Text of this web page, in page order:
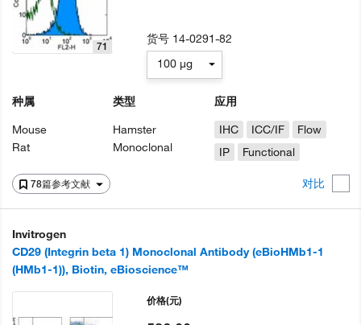
78篇参考文献 对比
71
种属
Mouse
Rat
类型
Hamster
Monoclonal
应用
IHC
ICC/IF
Flow
IP
Functional
货号 14-0291-82
100 µg
Invitrogen
CD29 (Integrin beta 1) Monoclonal Antibody (eBioHMb1-1
(HMb1-1)), Biotin, eBioscience™
价格(元)